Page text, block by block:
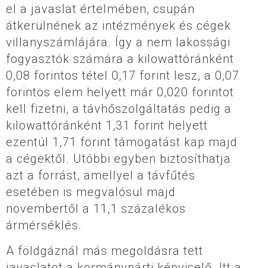
el a javaslat értelmében, csupán
átkerülnének az intézmények és cégek
villanyszámlájára. Így a nem lakossági
fogyasztók számára a kilowattóránként
0,08 forintos tétel 0,17 forint lesz, a 0,07
forintos elem helyett már 0,020 forintot
kell fizetni, a távhőszolgáltatás pedig a
kilowattóránként 1,31 forint helyett
ezentúl 1,71 forint támogatást kap majd
a cégektől. Utóbbi egyben biztosíthatja
azt a forrást, amellyel a távfűtés
esetében is megvalósul majd
novembertől a 11,1 százalékos
ármérséklés.
A földgáznál más megoldásra tett